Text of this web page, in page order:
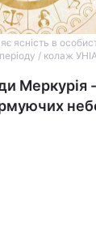
ясність в
/ колаж
Меркурія